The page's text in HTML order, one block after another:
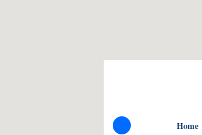
Home